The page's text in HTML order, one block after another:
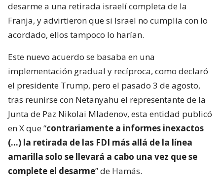
desarme a una retirada israelí completa de la
Franja, y advirtieron que si Israel no cumplía con lo
acordado, ellos tampoco lo harían.
Este nuevo acuerdo se basaba en una
implementación gradual y recíproca, como declaró
el presidente Trump, pero el pasado 3 de agosto,
tras reunirse con Netanyahu el representante de la
Junta de Paz Nikolai Mladenov, esta entidad publicó
en X que “contrariamente a informes inexactos
(…) la retirada de las FDI más allá de la línea
amarilla solo se llevará a cabo una vez que se
complete el desarme” de Hamás.